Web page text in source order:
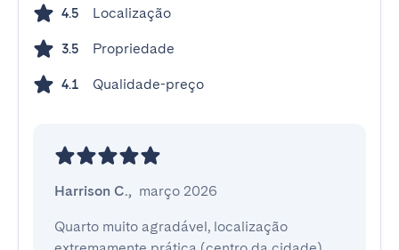
4.5 Localização
3.5 Propriedade
4.1 Qualidade-preço
Harrison C., março 2026
Quarto muito agradável, localização